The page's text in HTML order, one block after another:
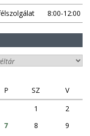
8:00-12:00
P SZ
V
1
2
7 8
9